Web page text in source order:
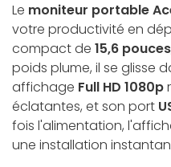
Le moniteur portable
votre productivité en
compact de 15,6 pouces
poids plume, il se glisse
affichage Full HD 1080p
éclatantes, et son port
fois l'alimentation,
une installation